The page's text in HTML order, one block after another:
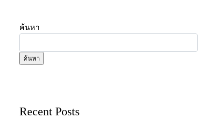
ค้นหา
ค้นหา
Recent Posts